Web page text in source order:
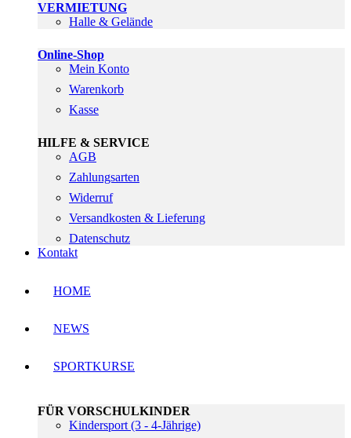
VERMIETUNG
Halle & Gelände
Online-Shop
Mein Konto
Warenkorb
Kasse
HILFE & SERVICE
AGB
Zahlungsarten
Widerruf
Versandkosten & Lieferung
Datenschutz
Kontakt
HOME
NEWS
SPORTKURSE
FÜR VORSCHULKINDER
Kindersport (3 - 4-Jährige)